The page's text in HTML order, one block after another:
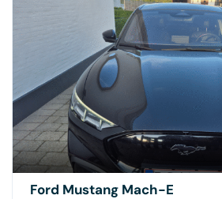
Ford Mustang Mach-E